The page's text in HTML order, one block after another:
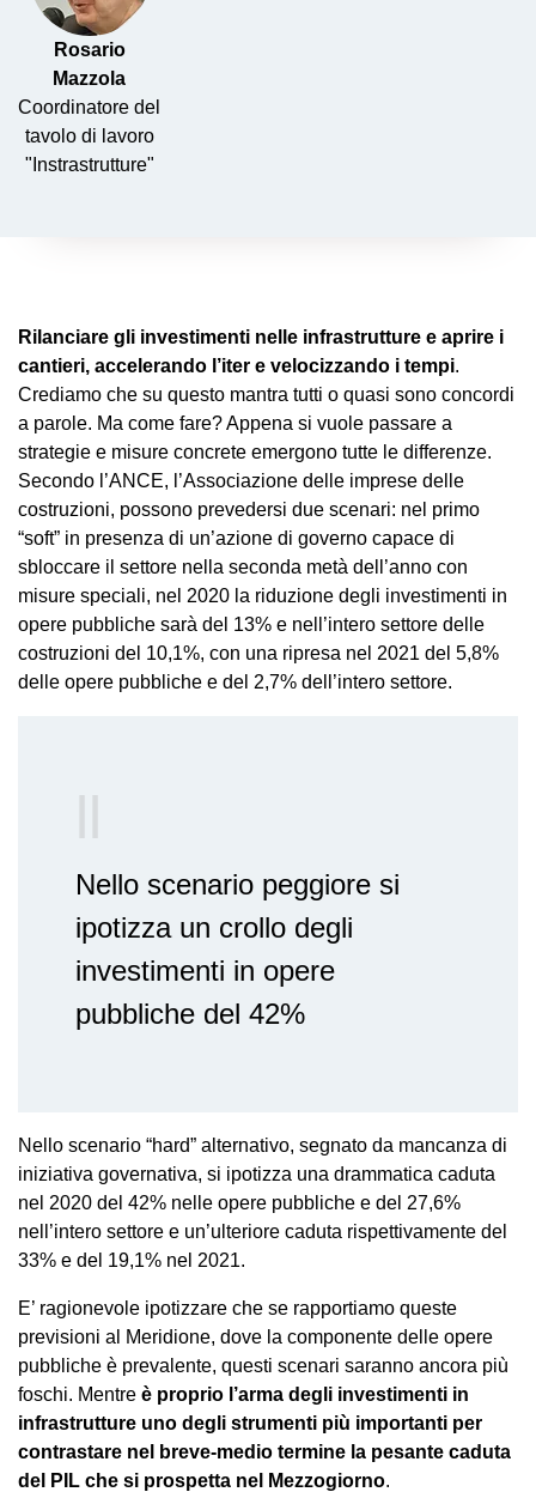
Rosario
Mazzola
Coordinatore del
tavolo di lavoro
"Instrastrutture"
Rilanciare gli investimenti nelle infrastrutture e aprire i
cantieri, accelerando l’iter e velocizzando i tempi.
Crediamo che su questo mantra tutti o quasi sono concordi
a parole. Ma come fare? Appena si vuole passare a
strategie e misure concrete emergono tutte le differenze.
Secondo l’ANCE, l’Associazione delle imprese delle
costruzioni, possono prevedersi due scenari: nel primo
“soft” in presenza di un’azione di governo capace di
sbloccare il settore nella seconda metà dell’anno con
misure speciali, nel 2020 la riduzione degli investimenti in
opere pubbliche sarà del 13% e nell’intero settore delle
costruzioni del 10,1%, con una ripresa nel 2021 del 5,8%
delle opere pubbliche e del 2,7% dell’intero settore.
Nello scenario peggiore si
ipotizza un crollo degli
investimenti in opere
pubbliche del 42%
Nello scenario “hard” alternativo, segnato da mancanza di
iniziativa governativa, si ipotizza una drammatica caduta
nel 2020 del 42% nelle opere pubbliche e del 27,6%
nell’intero settore e un’ulteriore caduta rispettivamente del
33% e del 19,1% nel 2021.
E’ ragionevole ipotizzare che se rapportiamo queste
previsioni al Meridione, dove la componente delle opere
pubbliche è prevalente, questi scenari saranno ancora più
foschi. Mentre è proprio l’arma degli investimenti in
infrastrutture uno degli strumenti più importanti per
contrastare nel breve-medio termine la pesante caduta
del PIL che si prospetta nel Mezzogiorno.